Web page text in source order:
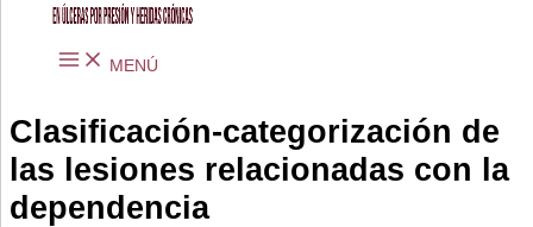
MENÚ
Clasificación-categorización de
las lesiones relacionadas con la
dependencia